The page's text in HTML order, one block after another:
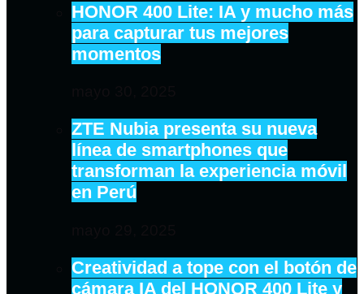
HONOR 400 Lite: IA y mucho más
para capturar tus mejores
momentos
ZTE Nubia presenta su nueva
línea de smartphones que
transforman la experiencia móvil
en Perú
Creatividad a tope con el botón de
cámara IA del HONOR 400 Lite y